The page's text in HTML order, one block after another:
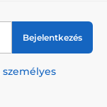
Bejelentkezés
személyes